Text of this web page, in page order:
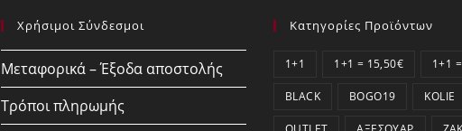
Χρήσιμοι Σύνδεσμοι
Μεταφορικά – Έξοδα αποστολής
Τρόποι πληρωμής
Κατηγορίες Προϊόντων
1+1 1+1 = 15,50€ 1+1
BLACK BOGO19 KOLIE